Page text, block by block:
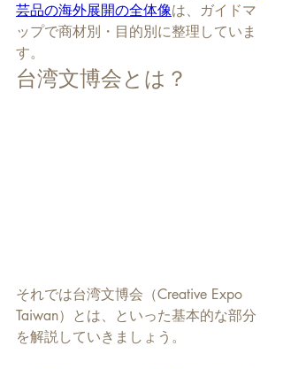
芸品の海外展開の全体像は、ガイドマ
ップで商材別・目的別に整理していま
す。
台湾文博会とは？
それでは台湾文博会（Creative Expo
Taiwan）とは、といった基本的な部分
を解説していきましょう。